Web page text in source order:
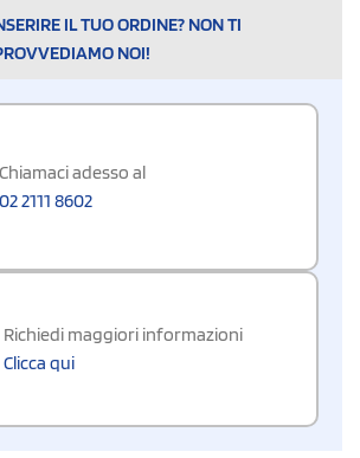
IL TUO ORDINE? NON TI
NOI!
Chiamaci adesso al
02 2111 8602
Richiedi maggiori informazioni
Clicca qui